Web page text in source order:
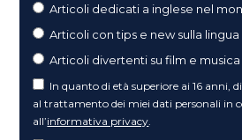
Articoli dedicati a inglese nel
Articoli con tips e new sulla
Articoli divertenti su film e musica
In quanto di età superiore ai 16 anni,
al trattamento dei miei dati personali in
all’informativa privacy